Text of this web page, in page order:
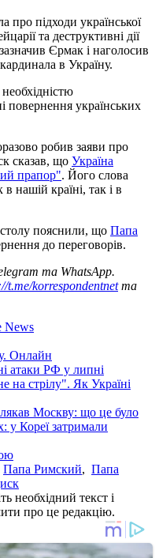
про підходи української
та деструктивні дії
Єрмак і наголосив
в Україну.
повернення українських
робив заяви про
сказав, що Україна
прапор". Його слова
нашій країні, так і в
пояснили, що Папа
до переговорів.
та WhatsApp.
t.me/korrespondentnetта
News
Онлайн
атаки РФ у липні
на стрілу". Як Україні
Москву: що це було
у Кореї затримали
Папа Римский, Папа
необхідний текст і
про це редакцію.